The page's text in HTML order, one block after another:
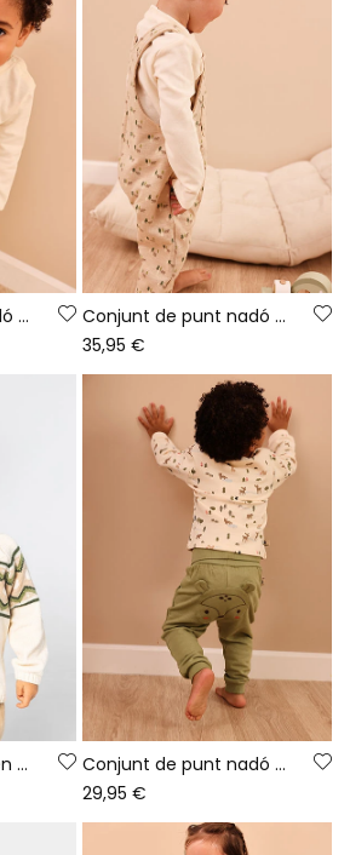
Conjunt de punt nadó nen cru estampat animals
Conjunt de punt nadó nen beix estampat d\'óssos
35,95 €
Conjunt cru nadó nen estampat jacquard
Conjunt de punt nadó nen verd estampat bosc
29,95 €